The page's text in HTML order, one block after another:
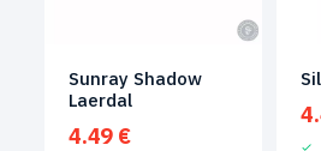
Sunray Shadow
Laerdal
4.49 €